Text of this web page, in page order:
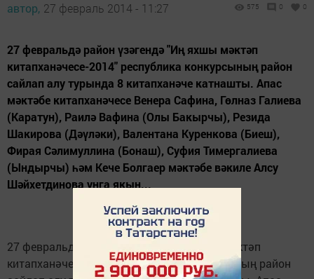
автор, 27 февраль 2014 - 11:27 575 0 0
27 февральдә район үзәгендә "Иң яхшы мәктәп
китапханәчесе-2014" республика конкурсының район
сайлап алу турында 8 китапханәче катнашты. Апас
мәктәбе китапханәчесе Венера Сафина, Гөлназ Галиева
(Каратун), Раилә Вафина (Олы Бакырчы), Резида
Шакирова (Дәүләки), Валентана Куренкова (Биеш),
Фирая Сәлимуллина (Бонаш), Суфия Тимергалиева
(Ындырчы) һәм Кече Болгаер мәктәбе вәкиле Алсу
Шәйхетдинова унга якын...
27 февральдә район үзәгендә "Иң яхшы мәктәп
китапханәчесе-2014" республика конкурсының район